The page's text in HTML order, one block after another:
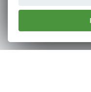
Nejlépe hodnocený
v ČR